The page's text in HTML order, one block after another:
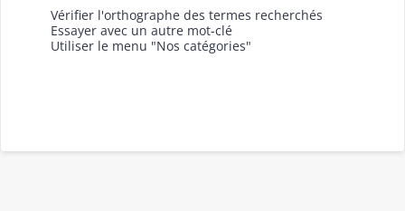
Vérifier l'orthographe des termes recherchés
Essayer avec un autre mot-clé
Utiliser le menu "Nos catégories"